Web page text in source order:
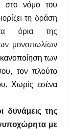
στο νόμο του
τη δράση
όρια της
μονοπωλίων
των
τον πλούτο
Χωρίς εσένα
δυνάμεις της
με